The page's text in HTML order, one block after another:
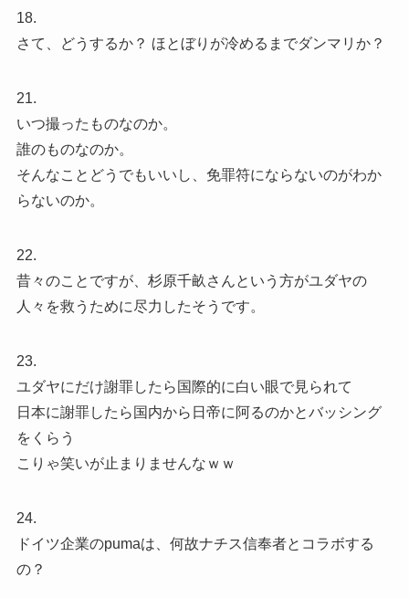
18.
さて、どうするか？ ほとぼりが冷めるまでダンマリか？
21.
いつ撮ったものなのか。
誰のものなのか。
そんなことどうでもいいし、免罪符にならないのがわか
らないのか。
22.
昔々のことですが、杉原千畝さんという方がユダヤの
人々を救うために尽力したそうです。
23.
ユダヤにだけ謝罪したら国際的に白い眼で見られて
日本に謝罪したら国内から日帝に阿るのかとバッシング
をくらう
こりゃ笑いが止まりませんなｗｗ
24.
ドイツ企業のpumaは、何故ナチス信奉者とコラボする
の？